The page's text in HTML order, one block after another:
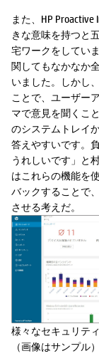
また、HP
きな意味を持つと
宅ワークをしてい
関してもなかなか
いました。しかし
ことで、ユーザー
マで意見を聞くこ
のシステムトレイ
答えやすいです。
うれしいです」と
はこれらの機能を
バックすることで
させる考えだ。
様々なセキュリテ
（画像はサンプル）